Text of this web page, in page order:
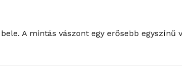
A mintás vászont egy erősebb egyszínű